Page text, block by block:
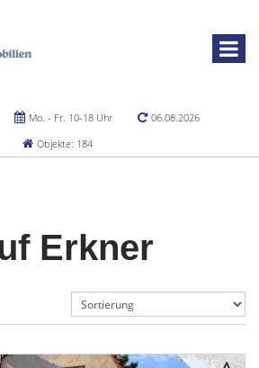
Mo. - Fr. 10-18 Uhr
06.08.2026
Objekte: 184
Erkner